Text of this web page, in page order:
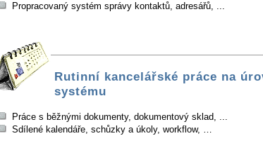
Propracovaný systém správy kontaktů, adresářů, ...
Rutinní kancelářské práce na
systému
Práce s běžnými dokumenty, dokumentový sklad, ...
Sdílené kalendáře, schůzky a úkoly, workflow, …